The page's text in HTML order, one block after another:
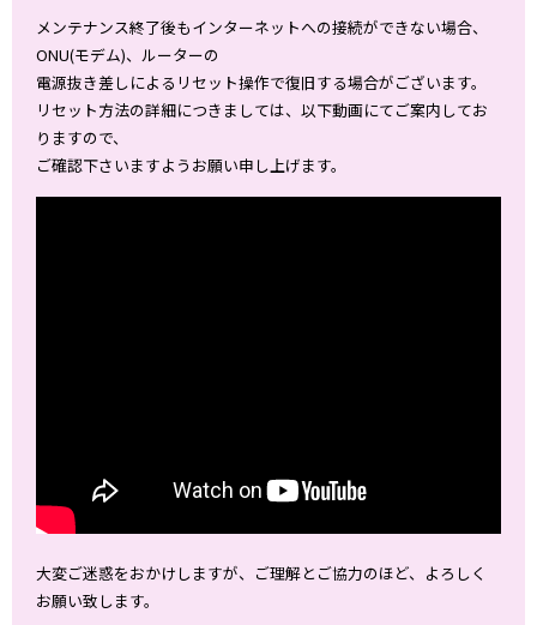
メンテナンス終了後もインターネットへの接続ができない場合、
ONU(モデム)、ルーターの
電源抜き差しによるリセット操作で復旧する場合がございます。
リセット方法の詳細につきましては、以下動画にてご案内してお
りますので、
ご確認下さいますようお願い申し上げます。
大変ご迷惑をおかけしますが、ご理解とご協力のほど、よろしく
お願い致します。